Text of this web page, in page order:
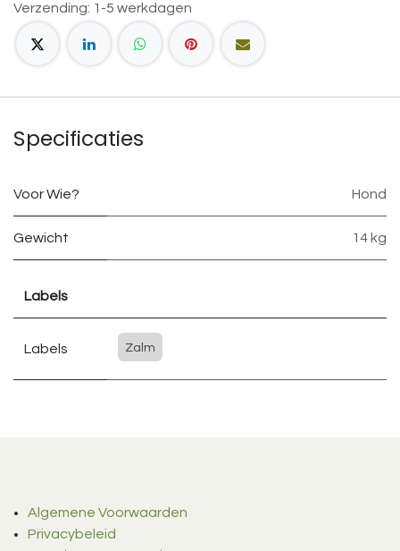
Verzending: 1-5 werkdagen
Specificaties
Voor Wie? Hond
Gewicht 14 kg
Labels
Labels Zalm
Algemene Voorwaarden
Privacybeleid